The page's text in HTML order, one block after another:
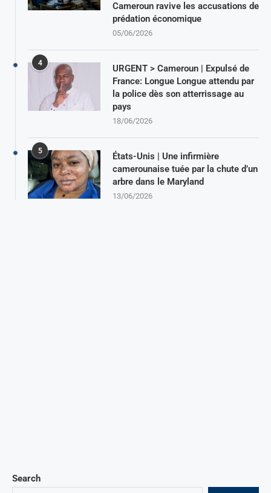
Search
Cameroun ravive les accusations de
prédation économique
05/06/2026
4
URGENT > Cameroun | Expulsé de
France: Longue Longue attendu par
la police dès son atterrissage au
pays
18/06/2026
5
États-Unis | Une infirmière
camerounaise tuée par la chute d’un
arbre dans le Maryland
13/06/2026